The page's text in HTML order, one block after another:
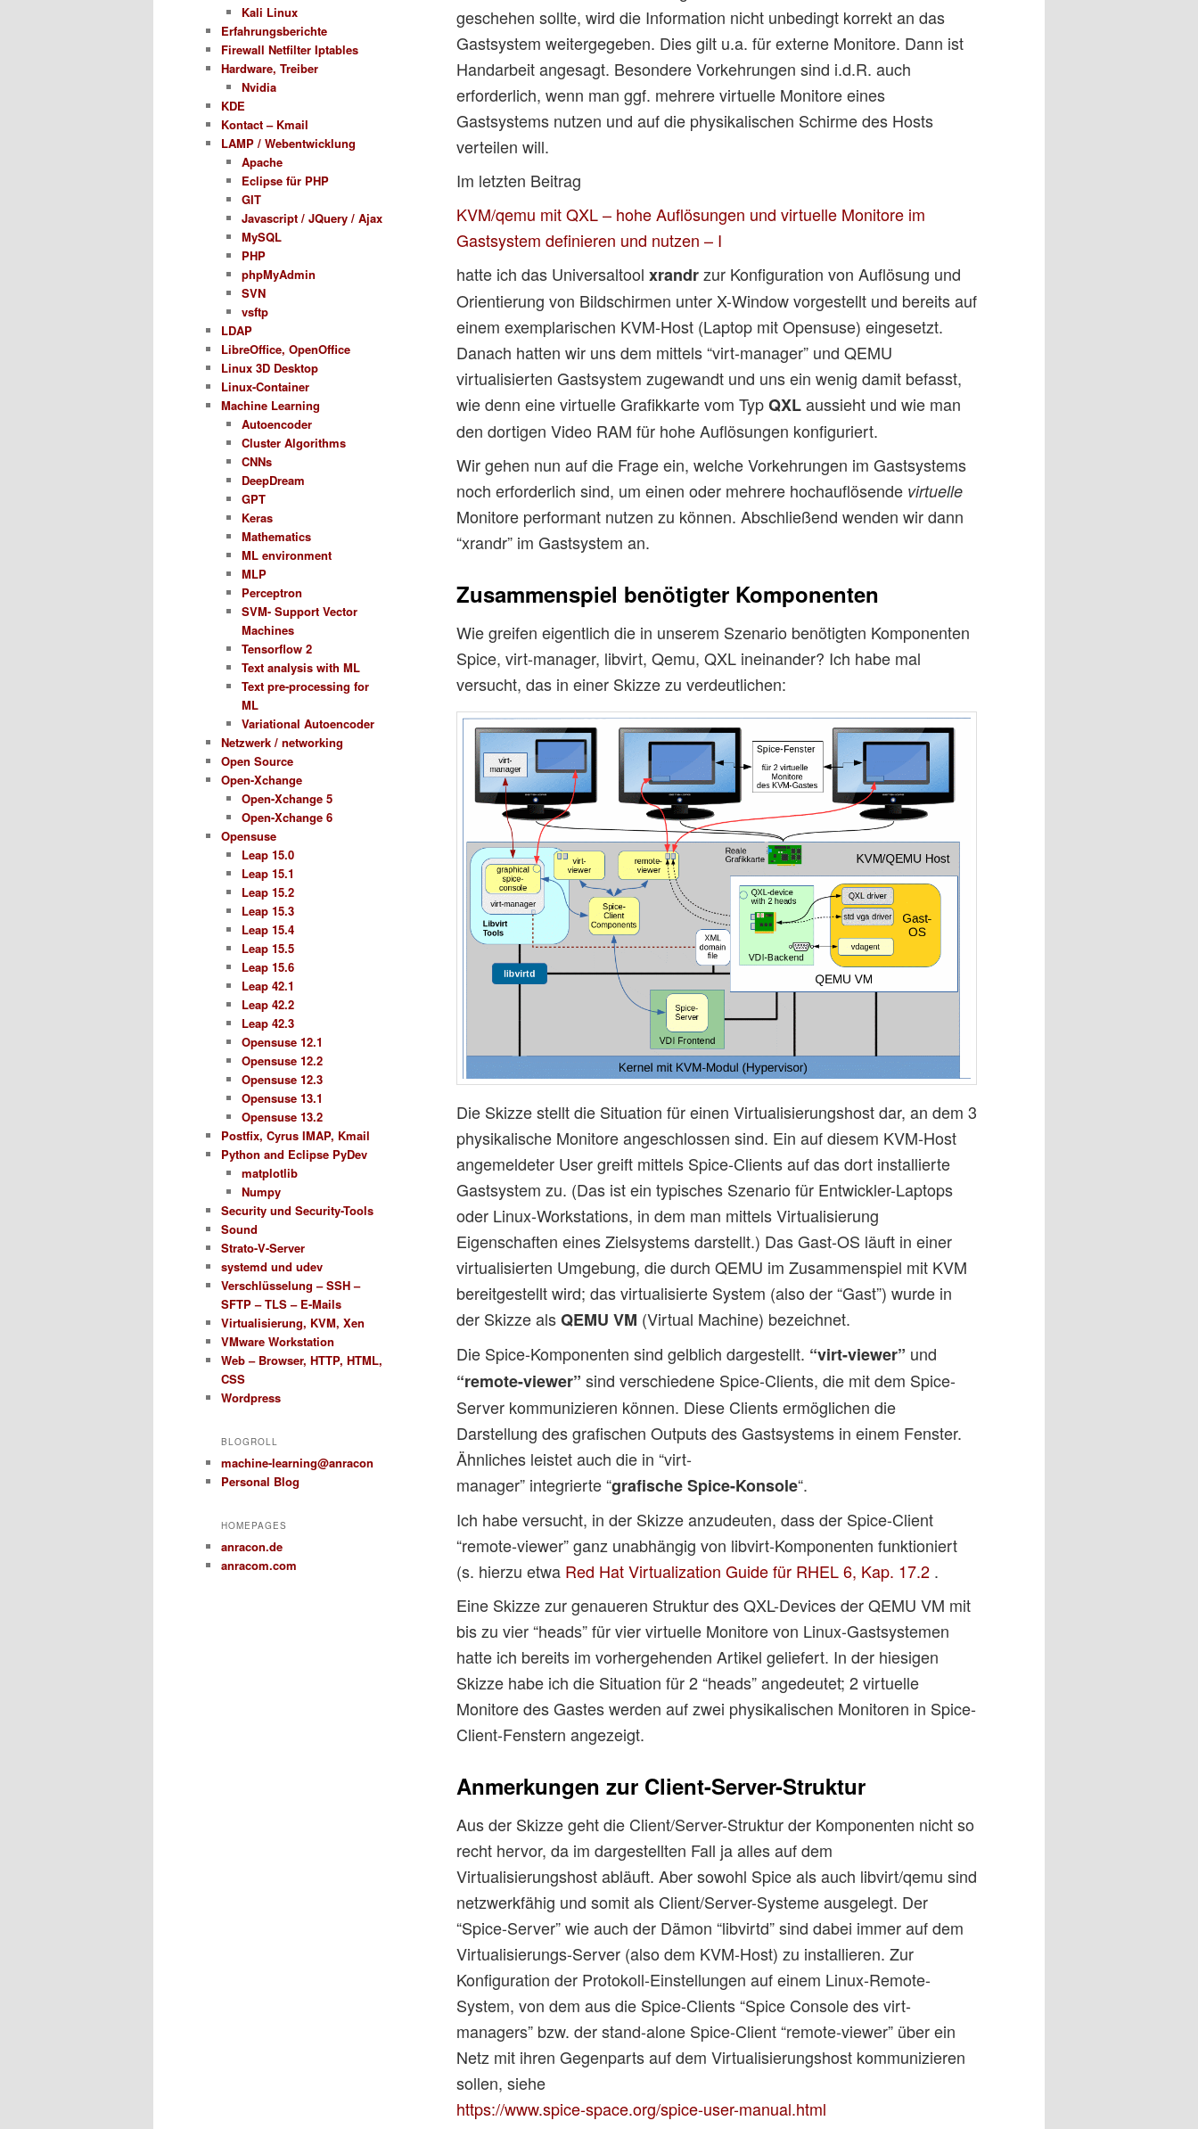
geschehen sollte, wird die Information nicht unbedingt korrekt an das
Gastsystem weitergegeben. Dies gilt u.a. für externe Monitore. Dann ist
Handarbeit angesagt. Besondere Vorkehrungen sind i.d.R. auch
erforderlich, wenn man ggf. mehrere virtuelle Monitore eines
Gastsystems nutzen und auf die physikalischen Schirme des Hosts
verteilen will.
Im letzten Beitrag
KVM/qemu mit QXL – hohe Auflösungen und virtuelle Monitore im
Gastsystem definieren und nutzen – I
hatte ich das Universaltool xrandrzur Konfiguration von Auflösung und
Orientierung von Bildschirmen unter X-Window vorgestellt und bereits auf
einem exemplarischen KVM-Host (Laptop mit Opensuse) eingesetzt.
Danach hatten wir uns dem mittels “virt-manager” und QEMU
virtualisierten Gastsystem zugewandt und uns ein wenig damit befasst,
wie denn eine virtuelle Grafikkarte vom TypQXLaussieht und wie man
den dortigen Video RAM für hohe Auflösungen konfiguriert.
Wir gehen nun auf die Frage ein, welche Vorkehrungen im Gastsystems
noch erforderlich sind, um einen oder mehrere hochauflösende virtuelle
Monitore performant nutzen zu können. Abschließend wenden wir dann
“xrandr” im Gastsystem an.
Zusammenspiel benötigter Komponenten
Wie greifen eigentlich die in unserem Szenario benötigten Komponenten
Spice, virt-manager, libvirt, Qemu, QXL ineinander? Ich habe mal
versucht, das in einer Skizze zu verdeutlichen:
Die Skizze stellt die Situation für einen Virtualisierungshost dar, an dem 3
physikalische Monitore angeschlossen sind. Ein auf diesem KVM-Host
angemeldeter User greift mittels Spice-Clients auf das dort installierte
Gastsystem zu. (Das ist ein typisches Szenario für Entwickler-Laptops
oder Linux-Workstations, in dem man mittels Virtualisierung
Eigenschaften eines Zielsystems darstellt.) Das Gast-OS läuft in einer
virtualisierten Umgebung, die durch QEMU im Zusammenspiel mit KVM
bereitgestellt wird; das virtualisierte System (also der “Gast”) wurde in
der Skizze alsQEMU VM (Virtual Machine) bezeichnet.
Die Spice-Komponenten sind gelblich dargestellt. “virt-viewer” und
“remote-viewer” sind verschiedene Spice-Clients, die mit dem Spice-
Server kommunizieren können. Diese Clients ermöglichen die
Darstellung des grafischen Outputs des Gastsystems in einem Fenster.
Ähnliches leistet auch die in “virt-
manager” integrierte “grafische Spice-Konsole“.
Ich habe versucht, in der Skizze anzudeuten, dass der Spice-Client
“remote-viewer” ganz unabhängig von libvirt-Komponenten funktioniert
(s. hierzu etwa Red Hat Virtualization Guide für RHEL 6, Kap. 17.2 .
Eine Skizze zur genaueren Struktur des QXL-Devices der QEMU VM mit
bis zu vier “heads” für vier virtuelle Monitore von Linux-Gastsystemen
hatte ich bereits im vorhergehenden Artikel geliefert. In der hiesigen
Skizze habe ich die Situation für 2 “heads” angedeutet; 2 virtuelle
Monitore des Gastes werden auf zwei physikalischen Monitoren in Spice-
Client-Fenstern angezeigt.
Anmerkungen zur Client-Server-Struktur
Aus der Skizze geht die Client/Server-Struktur der Komponenten nicht so
recht hervor, da im dargestellten Fall ja alles auf dem
Virtualisierungshost abläuft. Aber sowohl Spice als auch libvirt/qemu sind
netzwerkfähig und somit als Client/Server-Systeme ausgelegt. Der
“Spice-Server” wie auch der Dämon “libvirtd” sind dabei immer auf dem
Virtualisierungs-Server (also dem KVM-Host) zu installieren. Zur
Konfiguration der Protokoll-Einstellungen auf einem Linux-Remote-
System, von dem aus die Spice-Clients “Spice Console des virt-
managers” bzw. der stand-alone Spice-Client “remote-viewer” über ein
Netz mit ihren Gegenparts auf dem Virtualisierungshost kommunizieren
sollen, siehe
https://www.spice-space.org/spice-user-manual.html
Kali Linux
Erfahrungsberichte
Firewall Netfilter Iptables
Hardware, Treiber
Nvidia
KDE
Kontact – Kmail
LAMP / Webentwicklung
Apache
Eclipse für PHP
GIT
Javascript / JQuery / Ajax
MySQL
PHP
phpMyAdmin
SVN
vsftp
LDAP
LibreOffice, OpenOffice
Linux 3D Desktop
Linux-Container
Machine Learning
Autoencoder
Cluster Algorithms
CNNs
DeepDream
GPT
Keras
Mathematics
ML environment
MLP
Perceptron
SVM- Support Vector
Machines
Tensorflow 2
Text analysis with ML
Text pre-processing for
ML
Variational Autoencoder
Netzwerk / networking
Open Source
Open-Xchange
Open-Xchange 5
Open-Xchange 6
Opensuse
Leap 15.0
Leap 15.1
Leap 15.2
Leap 15.3
Leap 15.4
Leap 15.5
Leap 15.6
Leap 42.1
Leap 42.2
Leap 42.3
Opensuse 12.1
Opensuse 12.2
Opensuse 12.3
Opensuse 13.1
Opensuse 13.2
Postfix, Cyrus IMAP, Kmail
Python and Eclipse PyDev
matplotlib
Numpy
Security und Security-Tools
Sound
Strato-V-Server
systemd und udev
Verschlüsselung – SSH –
SFTP – TLS – E-Mails
Virtualisierung, KVM, Xen
VMware Workstation
Web – Browser, HTTP, HTML,
CSS
Wordpress
BLOGROLL
machine-learning@anracon
Personal Blog
HOMEPAGES
anracon.de
anracom.com